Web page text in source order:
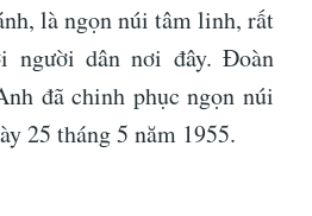
là ngọn núi tâm linh, rất
người dân nơi đây. Đoàn
đã chinh phục ngọn núi
25 tháng 5 năm 1955.